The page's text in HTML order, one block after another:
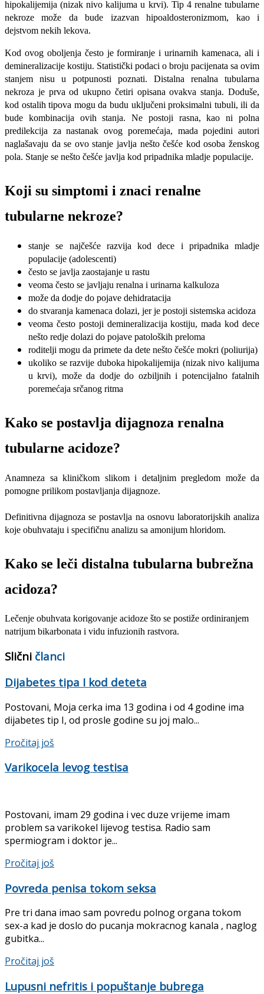
hipokalijemija (nizak nivo kalijuma u krvi). Tip 4 renalne tubularne
nekroze može da bude izazvan hipoaldosteronizmom, kao i
dejstvom nekih lekova.
Kod ovog oboljenja često je formiranje i urinarnih kamenaca, ali i
demineralizacije kostiju. Statistički podaci o broju pacijenata sa ovim
stanjem nisu u potpunosti poznati. Distalna renalna tubularna
nekroza je prva od ukupno četiri opisana ovakva stanja. Doduše,
kod ostalih tipova mogu da budu uključeni proksimalni tubuli, ili da
bude kombinacija ovih stanja. Ne postoji rasna, kao ni polna
predilekcija za nastanak ovog poremećaja, mada pojedini autori
naglašavaju da se ovo stanje javlja nešto češće kod osoba ženskog
pola. Stanje se nešto češće javlja kod pripadnika mladje populacije.
Koji su simptomi i znaci renalne
tubularne nekroze?
stanje se najčešće razvija kod dece i pripadnika mladje
populacije (adolescenti)
često se javlja zaostajanje u rastu
veoma često se javljaju renalna i urinarna kalkuloza
može da dodje do pojave dehidratacija
do stvaranja kamenaca dolazi, jer je postoji sistemska acidoza
veoma često postoji demineralizacija kostiju, mada kod dece
nešto redje dolazi do pojave patoloških preloma
roditelji mogu da primete da dete nešto češće mokri (poliurija)
ukoliko se razvije duboka hipokalijemija (nizak nivo kalijuma
u krvi), može da dodje do ozbiljnih i potencijalno fatalnih
poremećaja srčanog ritma
Kako se postavlja dijagnoza renalna
tubularne acidoze?
Anamneza sa kliničkom slikom i detaljnim pregledom može da
pomogne prilikom postavljanja dijagnoze.
Definitivna dijagnoza se postavlja na osnovu laboratorijskih analiza
koje obuhvataju i specifičnu analizu sa amonijum hloridom.
Kako se leči distalna tubularna bubrežna
acidoza?
Lečenje obuhvata korigovanje acidoze što se postiže ordiniranjem
natrijum bikarbonata i vidu infuzionih rastvora.
Slični članci
Dijabetes tipa I kod deteta
Postovani, Moja cerka ima 13 godina i od 4 godine ima
dijabetes tip I, od prosle godine su joj malo...
Pročitaj još
Varikocela levog testisa
Postovani, imam 29 godina i vec duze vrijeme imam
problem sa varikokel lijevog testisa. Radio sam
spermiogram i doktor je...
Pročitaj još
Povreda penisa tokom seksa
Pre tri dana imao sam povredu polnog organa tokom
sex-a kad je doslo do pucanja mokracnog kanala , naglog
gubitka...
Pročitaj još
Lupusni nefritis i popuštanje bubrega